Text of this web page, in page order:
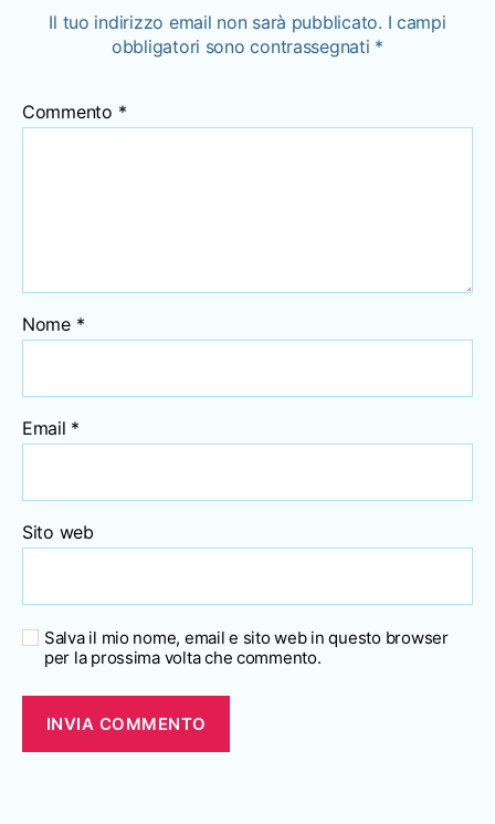
Il tuo indirizzo email non sarà pubblicato. I campi
obbligatori sono contrassegnati *
Commento *
Nome *
Email *
Sito web
Salva il mio nome, email e sito web in questo browser
per la prossima volta che commento.